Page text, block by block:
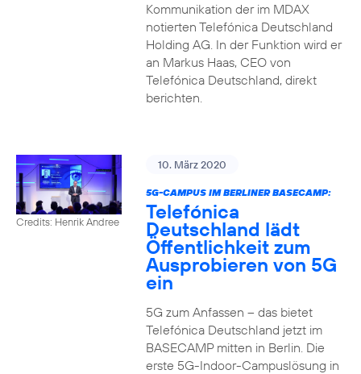
Kommunikation der im MDAX
notierten Telefónica Deutschland
Holding AG. In der Funktion wird er
an Markus Haas, CEO von
Telefónica Deutschland, direkt
berichten.
Credits: Henrik Andree
10. März 2020
5G-CAMPUS IM BERLINER BASECAMP:
Telefónica
Deutschland lädt
Öffentlichkeit zum
Ausprobieren von 5G
ein
5G zum Anfassen – das bietet
Telefónica Deutschland jetzt im
BASECAMP mitten in Berlin. Die
erste 5G-Indoor-Campuslösung in